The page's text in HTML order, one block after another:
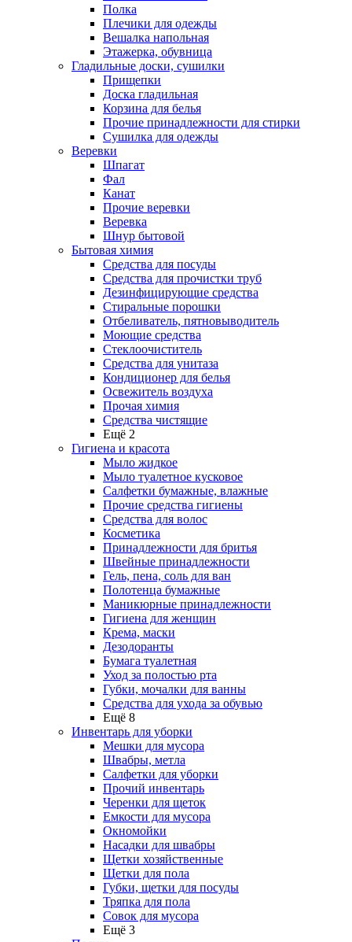
Полка
Плечики для одежды
Вешалка напольная
Этажерка, обувница
Гладильные доски, сушилки
Прищепки
Доска гладильная
Корзина для белья
Прочие принадлежности для стирки
Сушилка для одежды
Веревки
Шпагат
Фал
Канат
Прочие веревки
Веревка
Шнур бытовой
Бытовая химия
Средства для посуды
Средства для прочистки труб
Дезинфицирующие средства
Стиральные порошки
Отбеливатель, пятновыводитель
Моющие средства
Стеклоочиститель
Средства для унитаза
Кондиционер для белья
Освежитель воздуха
Прочая химия
Средства чистящие
Ещё 2
Гигиена и красота
Мыло жидкое
Мыло туалетное кусковое
Салфетки бумажные, влажные
Прочие средства гигиены
Средства для волос
Косметика
Принадлежности для бритья
Швейные принадлежности
Гель, пена, соль для ван
Полотенца бумажные
Маникюрные принадлежности
Гигиена для женщин
Крема, маски
Дезодоранты
Бумага туалетная
Уход за полостью рта
Губки, мочалки для ванны
Средства для ухода за обувью
Ещё 8
Инвентарь для уборки
Мешки для мусора
Швабры, метла
Салфетки для уборки
Прочий инвентарь
Черенки для щеток
Емкости для мусора
Окномойки
Насадки для швабры
Щетки хозяйственные
Щетки для пола
Губки, щетки для посуды
Тряпка для пола
Совок для мусора
Ещё 3